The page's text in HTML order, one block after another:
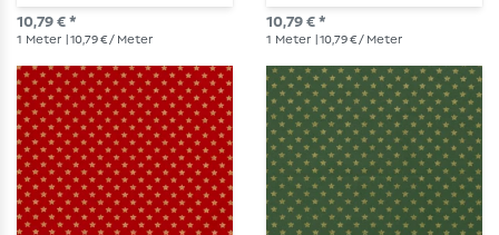
10,79 € *
1 Meter | 10,79 € / Meter
10,79 € *
1 Meter | 10,79 € / Meter